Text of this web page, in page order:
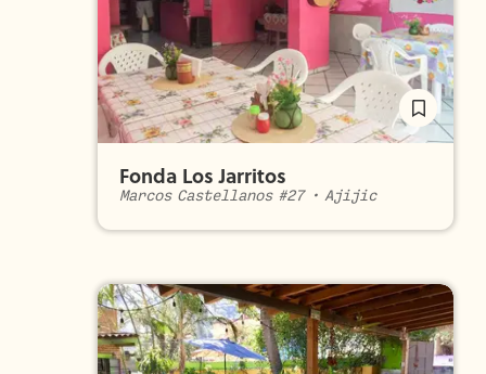
Fonda Los Jarritos
Marcos Castellanos #27• Ajijic